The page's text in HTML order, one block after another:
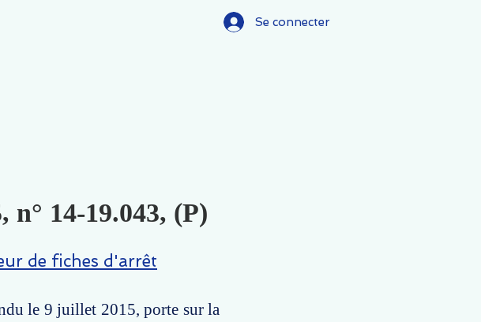
Se connecter
n° 14-19.043, (P)
de fiches d'arrêt
le 9 juillet 2015, porte sur la